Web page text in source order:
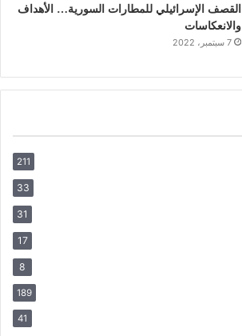
القصف الإسرائيلي للمطارات السورية… الأهداف
والانعكاسات
7 سبتمبر، 2022
211
33
31
17
8
189
41